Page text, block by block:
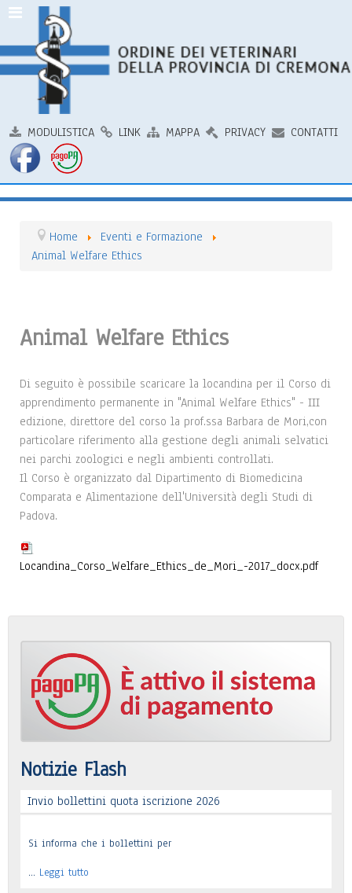
MODULISTICA LINK MAPPA PRIVACY CONTATTI
Home
Eventi e Formazione
Animal Welfare Ethics
Animal Welfare Ethics
Di seguito è possibile scaricare la locandina per il Corso di
apprendimento permanente in "Animal Welfare Ethics" - III
edizione, direttore del corso la prof.ssa Barbara de Mori,con
particolare riferimento alla gestione degli animali selvatici
nei parchi zoologici e negli ambienti controllati.
Il Corso è organizzato dal Dipartimento di Biomedicina
Comparata e Alimentazione dell'Università degli Studi di
Padova.
Locandina_Corso_Welfare_Ethics_de_Mori_-2017_docx.pdf
Notizie Flash
Invio bollettini quota iscrizione 2026
Si informa che i bollettini per
… Leggi tutto